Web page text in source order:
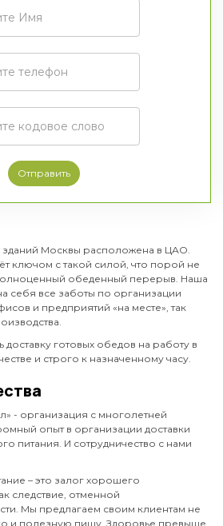
Отправить
зданий Москвы расположена в ЦАО.
ключом с такой силой, что порой не
обеденный перерыв. Наша
себя все заботы по организации
и предприятий «на месте», так
доставку готовых обедов на работу в
и строго к назначенному часу.
- организация с многолетней
опыт в организации доставки
питания. И сотрудничество с нами
– это залог хорошего
следствие, отменной
Мы предлагаем своим клиентам не
и полезную пищу. Здоровье превыше